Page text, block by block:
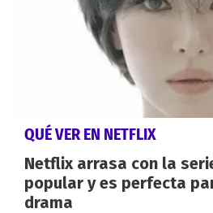
QUÉ VER EN NETFLIX
Netflix arrasa con la
popular y es perfecta
drama